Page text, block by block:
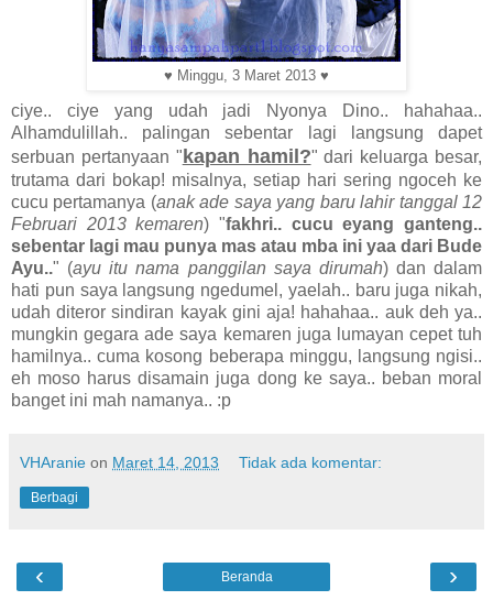
♥ Minggu, 3 Maret 2013 ♥
ciye.. ciye yang udah jadi Nyonya Dino.. hahahaa..
Alhamdulillah.. palingan sebentar lagi langsung dapet
serbuan pertanyaan "kapan hamil?" dari keluarga besar,
trutama dari bokap! misalnya, setiap hari sering ngoceh ke
cucu pertamanya (anak ade saya yang baru lahir tanggal 12
Februari 2013 kemaren) "fakhri.. cucu eyang ganteng..
sebentar lagi mau punya mas atau mba ini yaa dari Bude
Ayu.." (ayu itu nama panggilan saya dirumah) dan dalam
hati pun saya langsung ngedumel, yaelah.. baru juga nikah,
udah diteror sindiran kayak gini aja! hahahaa.. auk deh ya..
mungkin gegara ade saya kemaren juga lumayan cepet tuh
hamilnya.. cuma kosong beberapa minggu, langsung ngisi..
eh moso harus disamain juga dong ke saya.. beban moral
banget ini mah namanya.. :p
VHAranie on Maret 14, 2013 Tidak ada komentar:
Berbagi
‹ ›
Beranda